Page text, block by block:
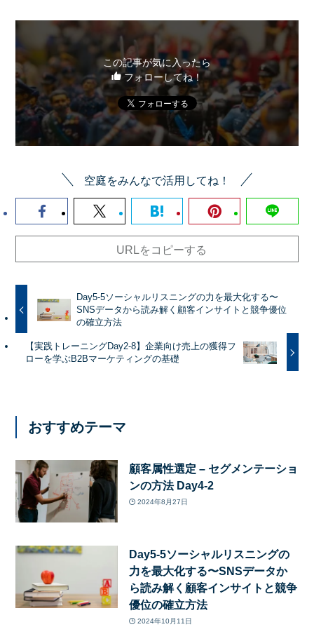
この記事が気に入ったら
フォローしてね！
空庭をみんなで活用してね！
URLをコピーする
Day5-5ソーシャルリスニングの力を最大化する〜
SNSデータから読み解く顧客インサイトと競争優位
の確立方法
【実践トレーニングDay2-8】企業向け売上の獲得フ
ローを学ぶB2Bマーケティングの基礎
おすすめテーマ
顧客属性選定 – セグメンテーショ
ンの方法 Day4-2
2024年8月27日
Day5-5ソーシャルリスニングの
力を最大化する〜SNSデータか
ら読み解く顧客インサイトと競争
優位の確立方法
2024年10月11日